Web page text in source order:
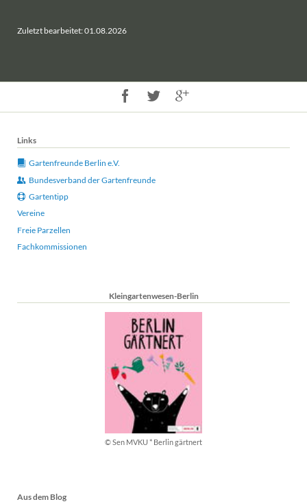
Zuletzt bearbeitet: 01.08.2026
Links
Gartenfreunde Berlin e.V.
Bundesverband der Gartenfreunde
Gartentipp
Vereine
Freie Parzellen
Fachkommissionen
Kleingartenwesen-Berlin
© Sen MVKU * Berlin gärtnert
Aus dem Blog